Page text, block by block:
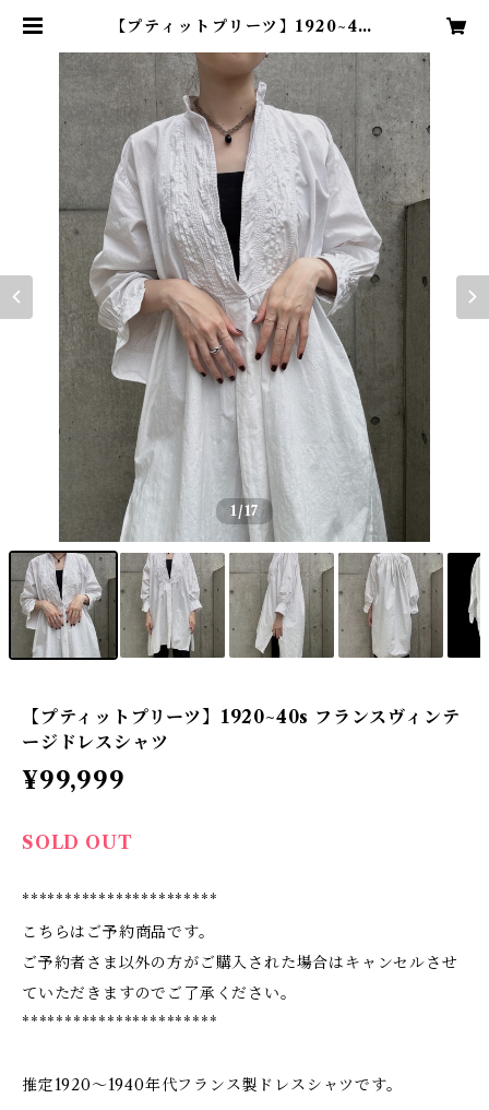
【プティットプリーツ】1920~40s
| TENN vintage
1/17
【プティットプリーツ】1920~40s フランスヴィンテ
ージドレスシャツ
¥99,999
SOLD OUT
***********************
こちらはご予約商品です。
ご予約者さま以外の方がご購入された場合はキャンセルさせ
ていただきますのでご了承ください。
***********************
推定1920〜1940年代フランス製ドレスシャツです。